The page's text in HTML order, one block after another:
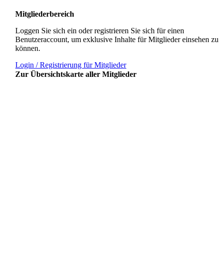
Mitgliederbereich
Loggen Sie sich ein oder registrieren Sie sich für einen
Benutzeraccount, um exklusive Inhalte für Mitglieder einsehen zu
können.
Login / Registrierung für Mitglieder
Zur Übersichtskarte aller Mitglieder